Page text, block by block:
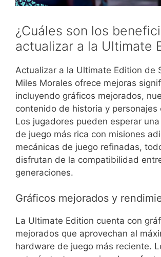
¿Cuáles son los
actualizar a la Ultimate
Actualizar a la Ultimate Edition de
Miles Morales ofrece mejoras
incluyendo gráficos mejorados,
contenido de historia y personajes
Los jugadores pueden esperar
de juego más rica con misiones
mecánicas de juego refinadas,
disfrutan de la compatibilidad
generaciones.
Gráficos mejorados y
La Ultimate Edition cuenta con
mejorados que aprovechan al
hardware de juego más reciente.